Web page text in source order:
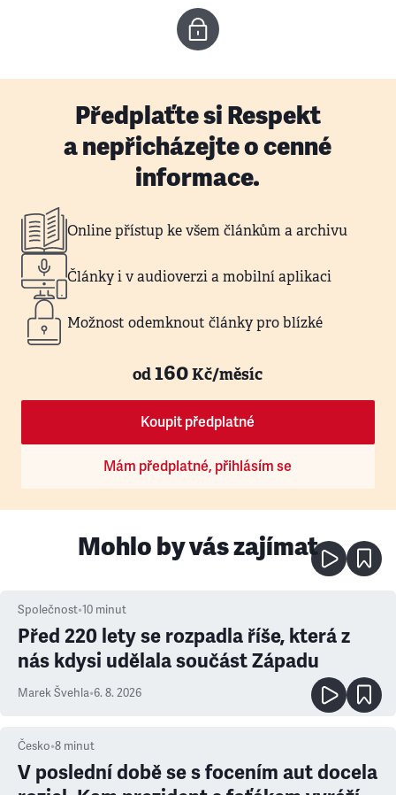
Předplaťte si Respekt
a nepřicházejte o cenné
informace.
Online přístup ke všem článkům a archivu
Články i v audioverzi a mobilní aplikaci
Možnost odemknout články pro blízké
od160Kč/měsíc
Koupit předplatné
Mám předplatné, přihlásím se
Mohlo by vás zajímat
Společnost•10 minut
Před 220 lety se rozpadla říše, která z
nás kdysi udělala součást Západu
Marek Švehla•6. 8. 2026
Česko•8 minut
V poslední době se s focením aut docela